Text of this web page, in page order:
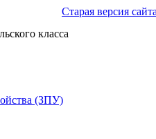
Старая версия
класса
(ЗПУ)